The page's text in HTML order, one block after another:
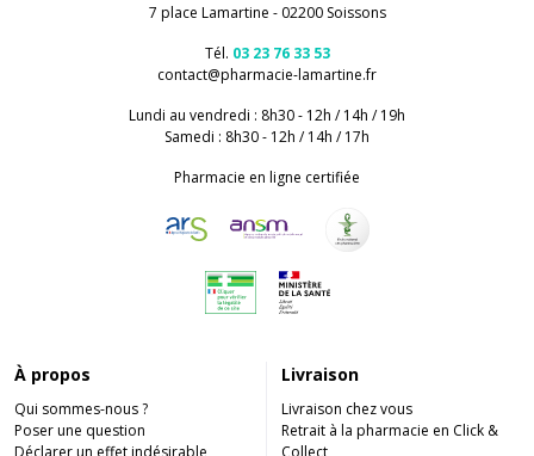
7 place Lamartine - 02200 Soissons
Tél. 03 23 76 33 53
contact@pharmacie-lamartine.fr
Lundi au vendredi : 8h30 - 12h / 14h / 19h
Samedi : 8h30 - 12h / 14h / 17h
Pharmacie en ligne certifiée
À propos
Qui sommes-nous ?
Poser une question
Déclarer un effet indésirable
Livraison
Livraison chez vous
Retrait à la pharmacie en Click &
Collect